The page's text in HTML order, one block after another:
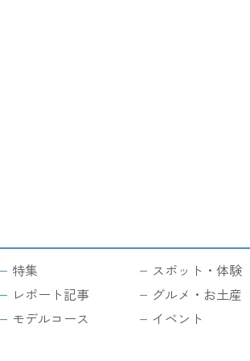
イ
ト 特集
レポート記事
モデルコース
スポット・体験
グルメ・お土産
イベント